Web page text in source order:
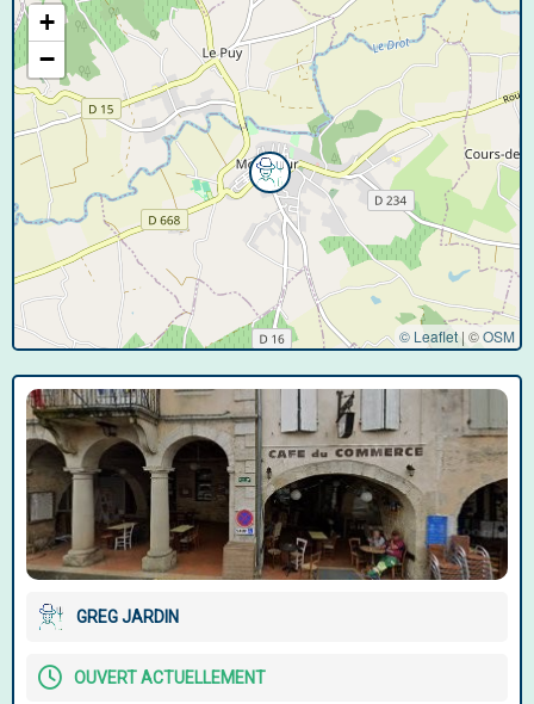
+
−
© Leaflet | ©OSM
GREG JARDIN
OUVERT ACTUELLEMENT